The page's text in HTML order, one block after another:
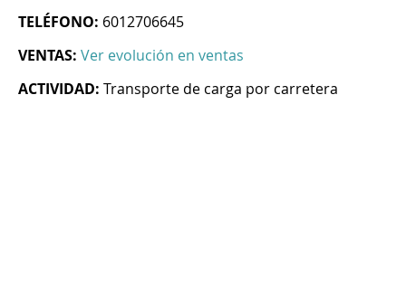
TELÉFONO: 6012706645
VENTAS: Ver evolución en ventas
ACTIVIDAD: Transporte de carga por carretera